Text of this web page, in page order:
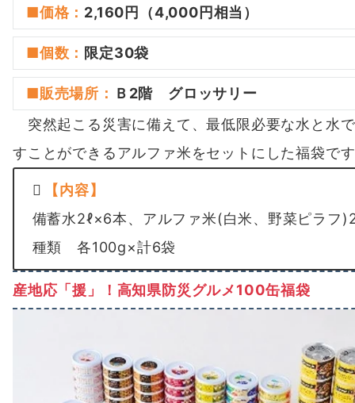
■価格： 2,160円（4,000円相当）
■個数 ： 限定30袋
■販売場所 ： Ｂ2階 グロッサリー
突然起こる災害に備えて、最低限必要な水と水
すことができるアルファ米をセットにした福袋で
【内容】
備蓄水2ℓ×6本、アルファ米(白米、野菜ピラフ
種類 各100g×計6袋
産地応「援」！高知県防災グルメ100缶福袋